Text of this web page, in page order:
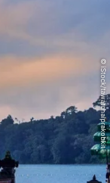
© iStock/tawatchaiprakobkit